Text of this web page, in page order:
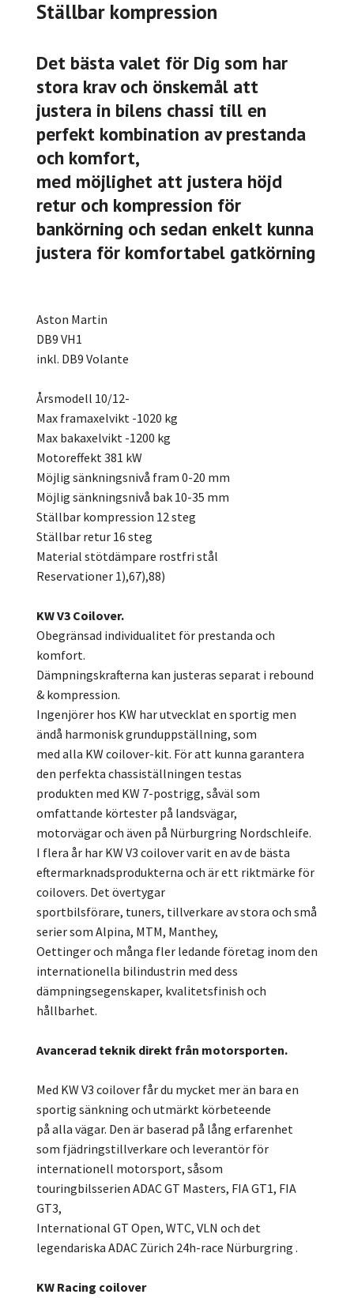
Ställbar kompression
Det bästa valet för Dig som har
stora krav och önskemål att
justera in bilens chassi till en
perfekt kombination av prestanda
och komfort,
med möjlighet att justera höjd
retur och kompression för
bankörning och sedan enkelt kunna
justera för komfortabel gatkörning
Aston Martin
DB9 VH1
inkl. DB9 Volante
Årsmodell 10/12-
Max framaxelvikt -1020 kg
Max bakaxelvikt -1200 kg
Motoreffekt 381 kW
Möjlig sänkningsnivå fram 0-20 mm
Möjlig sänkningsnivå bak 10-35 mm
Ställbar kompression 12 steg
Ställbar retur 16 steg
Material stötdämpare rostfri stål
Reservationer 1),67),88)
KW V3 Coilover.
Obegränsad individualitet för prestanda och
komfort.
Dämpningskrafterna kan justeras separat i rebound
& kompression.
Ingenjörer hos KW har utvecklat en sportig men
ändå harmonisk grunduppställning, som
med alla KW coilover-kit. För att kunna garantera
den perfekta chassiställningen testas
produkten med KW 7-postrigg, såväl som
omfattande körtester på landsvägar,
motorvägar och även på Nürburgring Nordschleife.
I flera år har KW V3 coilover varit en av de bästa
eftermarknadsprodukterna och är ett riktmärke för
coilovers. Det övertygar
sportbilsförare, tuners, tillverkare av stora och små
serier som Alpina, MTM, Manthey,
Oettinger och många fler ledande företag inom den
internationella bilindustrin med dess
dämpningsegenskaper, kvalitetsfinish och
hållbarhet.
Avancerad teknik direkt från motorsporten.
Med KW V3 coilover får du mycket mer än bara en
sportig sänkning och utmärkt körbeteende
på alla vägar. Den är baserad på lång erfarenhet
som fjädringstillverkare och leverantör för
internationell motorsport, såsom
touringbilsserien ADAC GT Masters, FIA GT1, FIA
GT3,
International GT Open, WTC, VLN och det
legendariska ADAC Zürich 24h-race Nürburgring .
KW Racing coilover